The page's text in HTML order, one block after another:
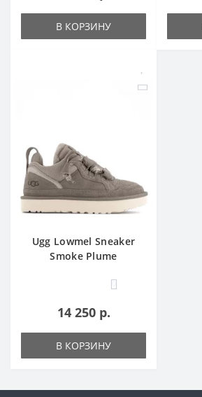
В КОРЗИНУ
Ugg Lowmel Sneaker
Smoke Plume
0
14 250 р.
В КОРЗИНУ